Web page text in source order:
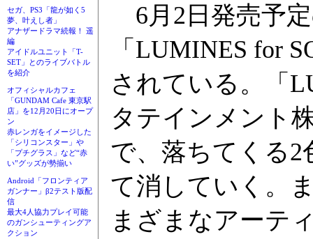
セガ、PS3「龍が如く5
夢、叶えし者」
アナザードラマ続報！ 遥
編
アイドルユニット「T-
SET」とのライブバトル
を紹介
オフィシャルカフェ
「GUNDAM Cafe 東京駅
店」を12月20日にオープ
ン
赤レンガをイメージした
「シリコンスター」や
「プチグラス」など“赤
い”グッズが勢揃い
Android「フロンティア
ガンナー」β2テスト版配
信
最大4人協力プレイ可能
のガンシューティングア
クション
6月2日発売予
「LUMINES for
されている。「
タテインメント
で、落ちてくる
て消していく。
まざまなアーテ